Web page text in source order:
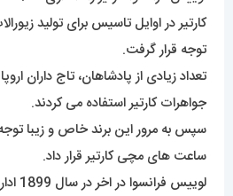
کارتیر در اوایل تاسیس برای تولید
توجه قرار گرفت.
تعداد زیادی از پادشاهان، تاج داران
جواهرات کارتیر استفاده می کردند.
سپس به مرور این برند خاص و زیبا
ساعت های مچی کارتیر قرار داد.